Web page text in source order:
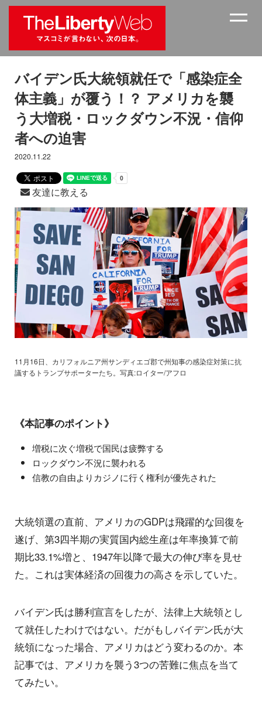
バイデン氏大統領就任で「感染症全
体主義」が覆う！？ アメリカを襲
う大増税・ロックダウン不況・信仰
者への迫害
2020.11.22
友達に教える
11月16日、カリフォルニア州サンディエゴ郡で州知事の感染症対策に抗
議するトランプサポーターたち。写真:ロイター/アフロ
《本記事のポイント》
増税に次ぐ増税で国民は疲弊する
ロックダウン不況に襲われる
信教の自由よりカジノに行く権利が優先された
大統領選の直前、アメリカのGDPは飛躍的な回復を
遂げ、第3四半期の実質国内総生産は年率換算で前
期比33.1%増と、1947年以降で最大の伸び率を見せ
た。これは実体経済の回復力の高さを示していた。
バイデン氏は勝利宣言をしたが、法律上大統領とし
て就任したわけではない。だがもしバイデン氏が大
統領になった場合、アメリカはどう変わるのか。本
記事では、アメリカを襲う3つの苦難に焦点を当て
てみたい。